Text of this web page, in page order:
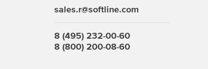
sales.r@softline.com
8 (495) 232-00-60
8 (800) 200-08-60